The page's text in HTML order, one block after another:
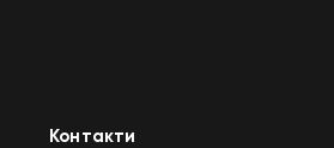
Контакти